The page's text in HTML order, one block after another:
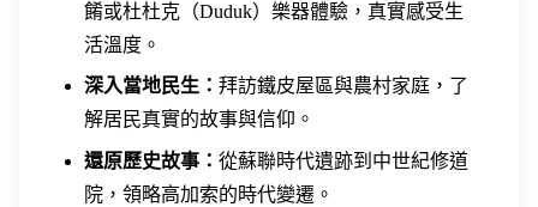
餚或杜杜克（Duduk）樂器體驗，真實感受生
活溫度。
深入當地民生：拜訪鐵皮屋區與農村家庭，了
解居民真實的故事與信仰。
還原歷史故事：從蘇聯時代遺跡到中世紀修道
院，領略高加索的時代變遷。